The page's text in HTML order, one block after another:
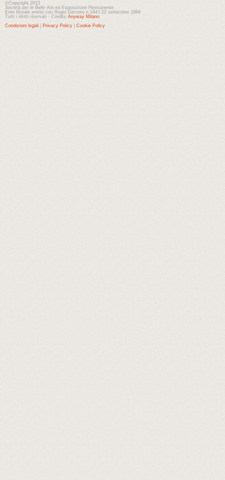
©Copyright 2012
Società per le Belle Arti ed Esposizione Permanente
Ente Morale eretto con Regio Decreto n.1447-22 settembre 1884
Tutti i diritti riservati - Credits Anyway Milano
Condizioni legali
Privacy Policy Cookie Policy